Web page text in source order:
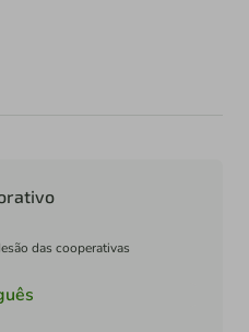
das cooperativas